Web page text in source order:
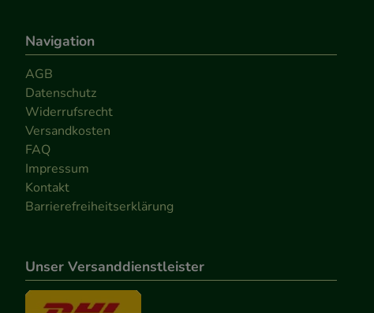
Navigation
AGB
Datenschutz
Widerrufsrecht
Versandkosten
FAQ
Impressum
Kontakt
Barrierefreiheitserklärung
Unser Versanddienstleister